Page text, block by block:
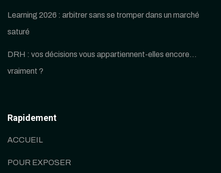
Learning 2026 : arbitrer sans se tromper dans un marché
saturé
DRH : vos décisions vous appartiennent-elles encore…
vraiment ?
Rapidement
ACCUEIL
POUR EXPOSER